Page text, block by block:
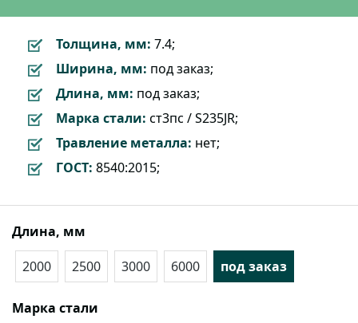
Толщина, мм: 7.4;
Ширина, мм: под заказ;
Длина, мм: под заказ;
Марка стали: ст3пс / S235JR;
Травление металла: нет;
ГОСТ: 8540:2015;
Длина, мм
2000
2500 3000 6000 под заказ
Марка стали